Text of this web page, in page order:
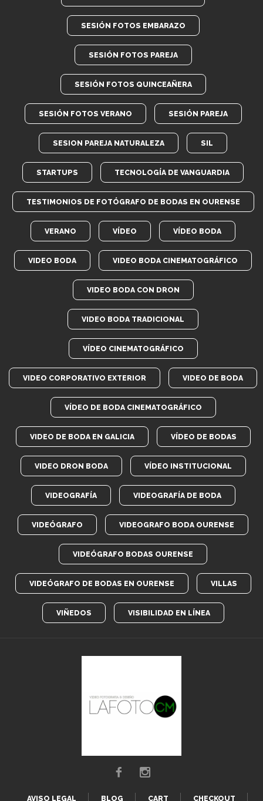
SESIÓN FOTOS EMBARAZO
SESIÓN FOTOS PAREJA
SESIÓN FOTOS QUINCEAÑERA
SESIÓN FOTOS VERANO SESIÓN PAREJA
SESION PAREJA NATURALEZA SIL
STARTUPS TECNOLOGÍA DE VANGUARDIA
TESTIMONIOS DE FOTÓGRAFO DE BODAS EN OURENSE
VERANO VÍDEO VÍDEO BODA
VIDEO BODA VIDEO BODA CINEMATOGRÁFICO
VIDEO BODA CON DRON
VIDEO BODA TRADICIONAL
VÍDEO CINEMATOGRÁFICO
VIDEO CORPORATIVO EXTERIOR VIDEO DE BODA
VÍDEO DE BODA CINEMATOGRÁFICO
VIDEO DE BODA EN GALICIA VÍDEO DE BODAS
VIDEO DRON BODA VÍDEO INSTITUCIONAL
VIDEOGRAFÍA VIDEOGRAFÍA DE BODA
VIDEÓGRAFO VIDEOGRAFO BODA OURENSE
VIDEÓGRAFO BODAS OURENSE
VIDEÓGRAFO DE BODAS EN OURENSE VILLAS
VIÑEDOS VISIBILIDAD EN LÍNEA
AVISO LEGAL BLOG CART CHECKOUT